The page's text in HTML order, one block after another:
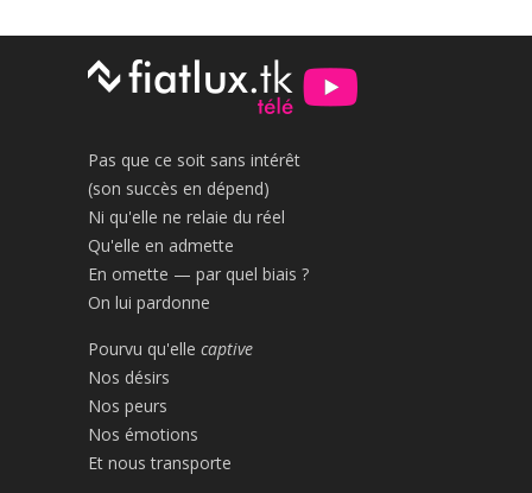
Pas que ce soit sans intérêt
(son succès en dépend)
Ni qu'elle ne relaie du réel
Qu'elle en admette
En omette — par quel biais ?
On lui pardonne
Pourvu qu'elle captive
Nos désirs
Nos peurs
Nos émotions
Et nous transporte